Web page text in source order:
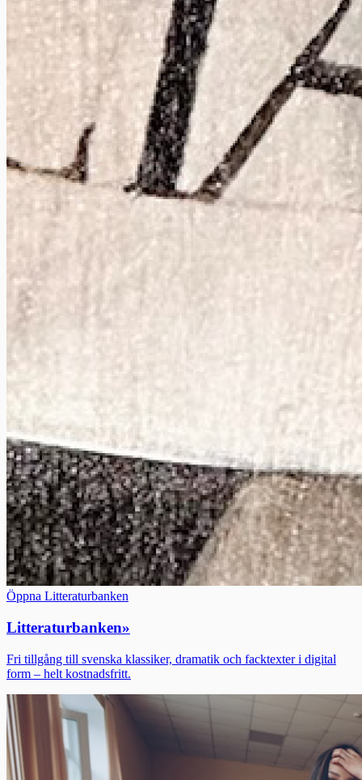
Öppna Litteraturbanken
Litteraturbanken»
Fri tillgång till svenska klassiker, dramatik och facktexter i digital
form – helt kostnadsfritt.